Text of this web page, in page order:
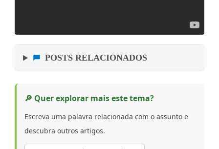
POSTS RELACIONADOS
🔎 Quer explorar mais este tema?
Escreva uma palavra relacionada com o assunto e
descubra outros artigos.